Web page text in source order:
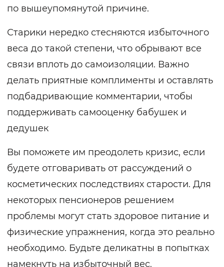
по вышеупомянутой причине.
Старики нередко стесняются избыточного
веса до такой степени, что обрывают все
связи вплоть до самоизоляции. Важно
делать приятные комплименты и оставлять
подбадривающие комментарии, чтобы
поддерживать самооценку бабушек и
дедушек
Вы поможете им преодолеть кризис, если
будете отговаривать от рассуждений о
косметических последствиях старости. Для
некоторых пенсионеров решением
проблемы могут стать здоровое питание и
физические упражнения, когда это реально
необходимо. Будьте деликатны в попытках
намекнуть на избыточный вес.